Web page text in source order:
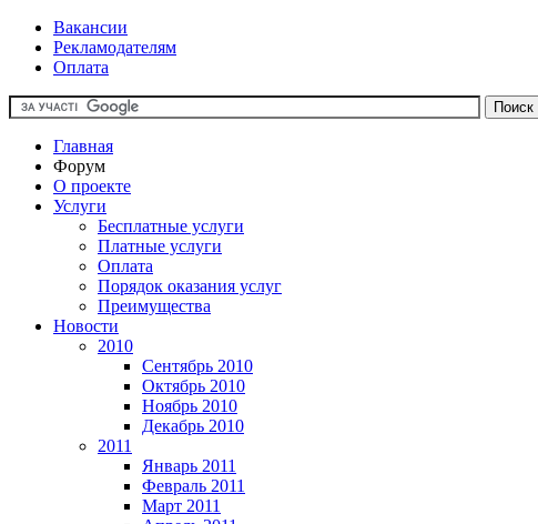
Вакансии
Рекламодателям
Оплата
Главная
Форум
О проекте
Услуги
Бесплатные услуги
Платные услуги
Оплата
Порядок оказания услуг
Преимущества
Новости
2010
Сентябрь 2010
Октябрь 2010
Ноябрь 2010
Декабрь 2010
2011
Январь 2011
Февраль 2011
Март 2011